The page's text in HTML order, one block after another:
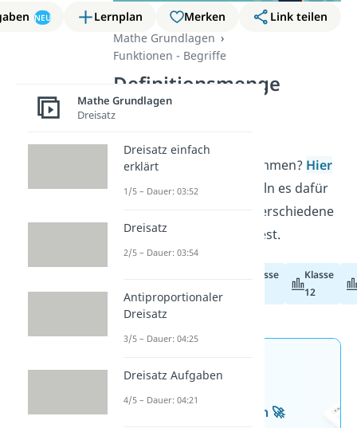
NEU Lernplan Merken
Link teilen
Mathe Grundlagen
Funktionen - Begriffe
Definitionsmenge
bestimmen
Du musst eine
Definitionsmenge
bestimmen? Hier
erfährst du, welche Regeln es dafür
gibt und wie du sie auf verschiedene
Funktionstypen anwendest.
Klasse
Klasse
12
kostenlosen Aufgaben 🚀
Mathe Grundlagen
Dreisatz
Dreisatz einfach
erklärt
1/5 – Dauer: 03:52
Dreisatz
2/5 – Dauer: 03:54
Antiproportionaler
Dreisatz
3/5 – Dauer: 04:25
Dreisatz Aufgaben
4/5 – Dauer: 04:21